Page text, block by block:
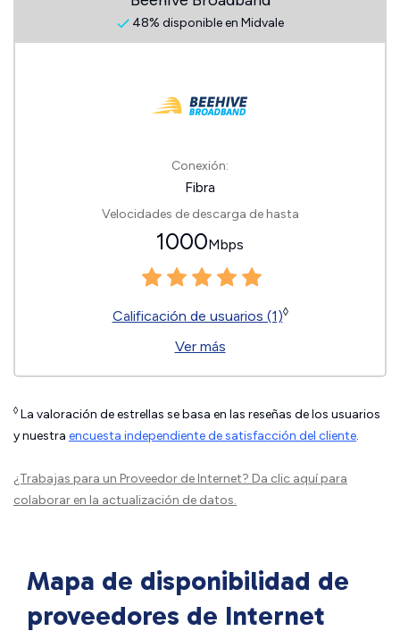
48% disponible en Midvale
Conexión:
Fibra
Velocidades de descarga de hasta
1000Mbps
Calificación de usuarios (1)◊
Ver más
◊ La valoración de estrellas se basa en las reseñas de los usuarios
y nuestra encuesta independiente de satisfacción del cliente.
¿Trabajas para un Proveedor de Internet? Da clic aquípara
colaborar en la actualización de datos.
Mapa de disponibilidad de
proveedores de Internet